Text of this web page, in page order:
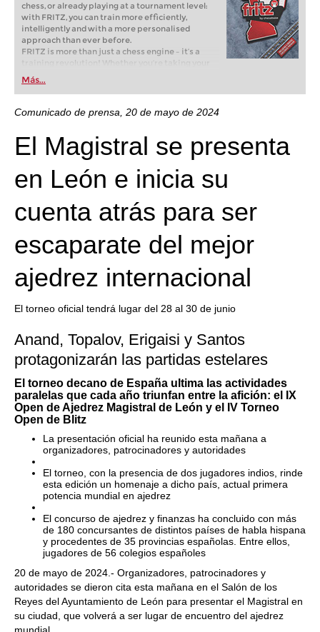
chess, or already playing at a tournament level:
with FRITZ, you can train more efficiently,
intelligently and with a more personalised
approach than ever before.
FRITZ is more than just a chess engine – it’s a
training revolution! Whether you’re taking your
first steps into the world of club chess, or already
playing at a tournament level: with FRITZ, you can
train more efficiently, intelligently and with a
more personalised approach than ever before.
Más...
Comunicado de prensa, 20 de mayo de 2024
El Magistral se presenta
en León e inicia su
cuenta atrás para ser
escaparate del mejor
ajedrez internacional
El torneo oficial tendrá lugar del 28 al 30 de junio
Anand, Topalov, Erigaisi y Santos
protagonizarán las partidas estelares
El torneo decano de España ultima las actividades
paralelas que cada año triunfan entre la afición: el IX
Open de Ajedrez Magistral de León y el IV Torneo
Open de Blitz
La presentación oficial ha reunido esta mañana a
organizadores, patrocinadores y autoridades
El torneo, con la presencia de dos jugadores indios, rinde
esta edición un homenaje a dicho país, actual primera
potencia mundial en ajedrez
El concurso de ajedrez y finanzas ha concluido con más
de 180 concursantes de distintos países de habla hispana
y procedentes de 35 provincias españolas. Entre ellos,
jugadores de 56 colegios españoles
20 de mayo de 2024.- Organizadores, patrocinadores y
autoridades se dieron cita esta mañana en el Salón de los
Reyes del Ayuntamiento de León para presentar el Magistral en
su ciudad, que volverá a ser lugar de encuentro del ajedrez